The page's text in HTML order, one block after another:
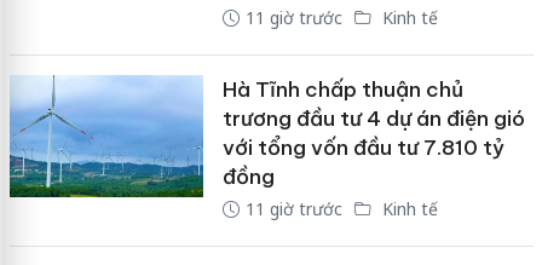
11 giờ trước Kinh tế
Hà Tĩnh chấp thuận chủ
trương đầu tư 4 dự án điện gió
với tổng vốn đầu tư 7.810 tỷ
đồng
11 giờ trước Kinh tế